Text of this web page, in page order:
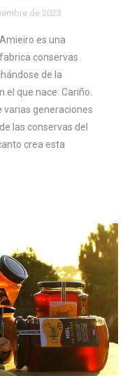
de 2023
es una
conservas
de la
que nace: Cariño.
varias generaciones
las conservas del
crea esta